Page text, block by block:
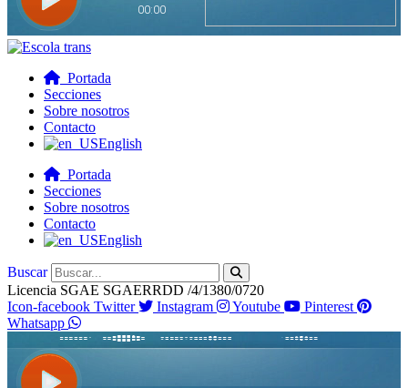
Portada
Secciones
Sobre nosotros
Contacto
English
Portada
Secciones
Sobre nosotros
Contacto
English
Buscar
Licencia SGAE SGAERRDD /4/1380/0720
Icon-facebook Twitter Instagram Youtube
Pinterest
Whatsapp